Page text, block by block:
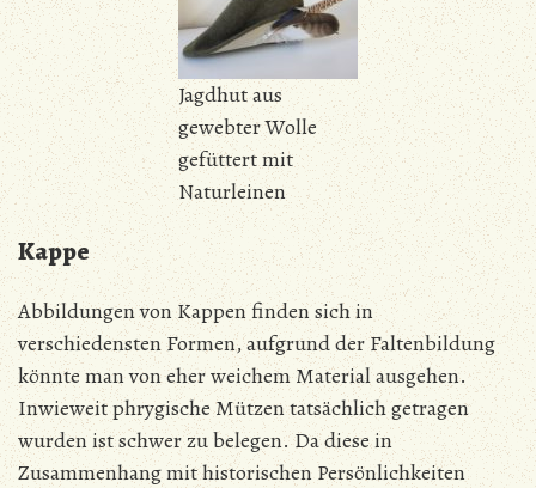
Jagdhut aus
gewebter Wolle
gefüttert mit
Naturleinen
Kappe
Abbildungen von Kappen finden sich in
verschiedensten Formen, aufgrund der Faltenbildung
könnte man von eher weichem Material ausgehen.
Inwieweit phrygische Mützen tatsächlich getragen
wurden ist schwer zu belegen. Da diese in
Zusammenhang mit historischen Persönlichkeiten